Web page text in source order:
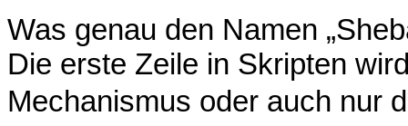
Was genau den Namen
Die erste Zeile in Skripten
Mechanismus oder auch nur